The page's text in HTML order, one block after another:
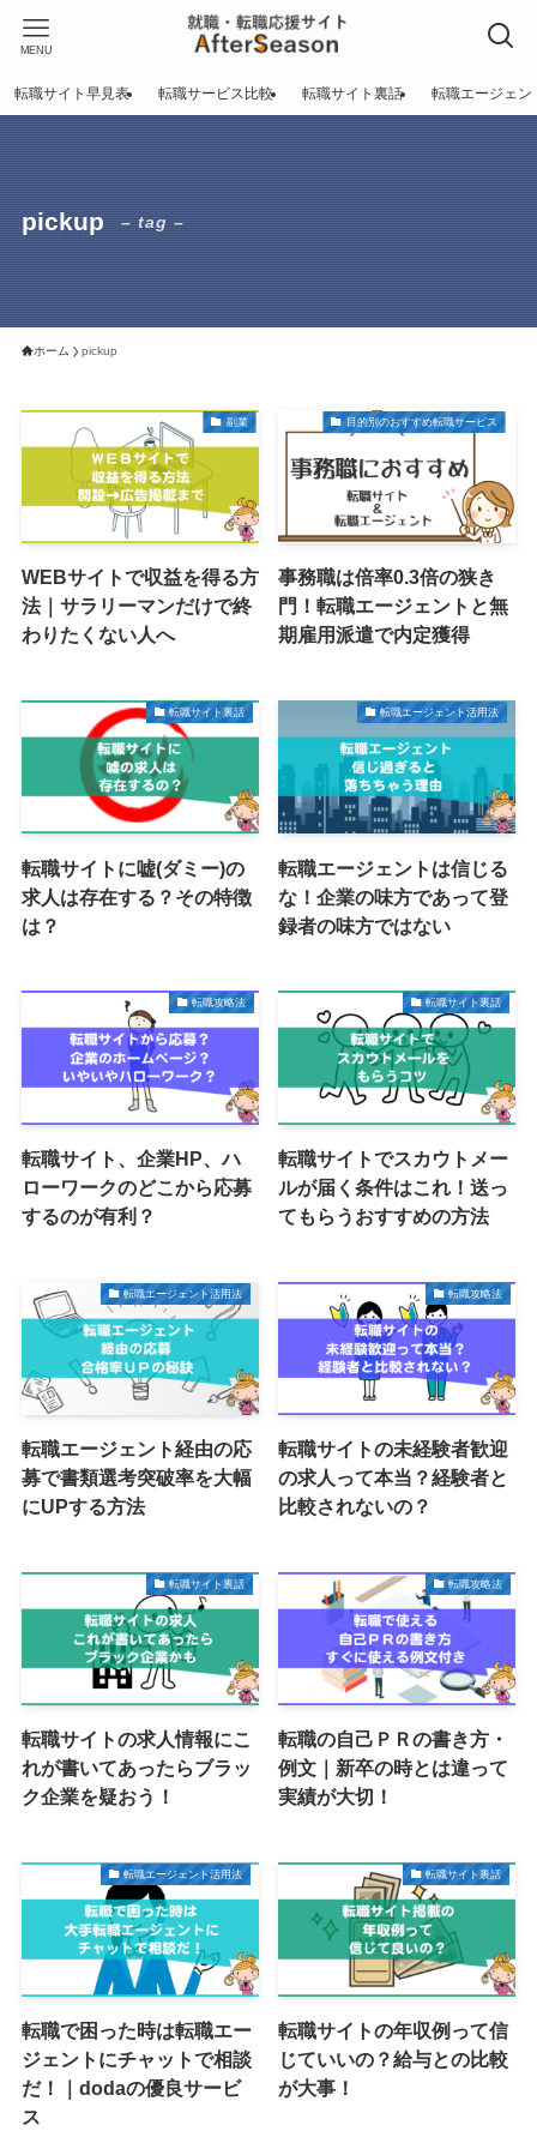
MENU
転職サイト早見表 転職サービス比較 転職サイト裏話 転職エージェン
pickup – tag –
ホーム pickup
副業
WEBサイトで収益を得る方
法｜サラリーマンだけで終
わりたくない人へ
目的別のおすすめ転職サービス
事務職は倍率0.3倍の狭き
門！転職エージェントと無
期雇用派遣で内定獲得
転職サイト裏話
転職サイトに嘘(ダミー)の
求人は存在する？その特徴
は？
転職エージェント活用法
転職エージェントは信じる
な！企業の味方であって登
録者の味方ではない
転職攻略法
転職サイト、企業HP、ハ
ローワークのどこから応募
するのが有利？
転職サイト裏話
転職サイトでスカウトメー
ルが届く条件はこれ！送っ
てもらうおすすめの方法
転職エージェント活用法
転職エージェント経由の応
募で書類選考突破率を大幅
にUPする方法
転職攻略法
転職サイトの未経験者歓迎
の求人って本当？経験者と
比較されないの？
転職サイト裏話
転職サイトの求人情報にこ
れが書いてあったらブラッ
ク企業を疑おう！
転職攻略法
転職の自己ＰＲの書き方・
例文｜新卒の時とは違って
実績が大切！
転職エージェント活用法
転職で困った時は転職エー
ジェントにチャットで相談
だ！｜dodaの優良サービ
ス
転職サイト裏話
転職サイトの年収例って信
じていいの？給与との比較
が大事！